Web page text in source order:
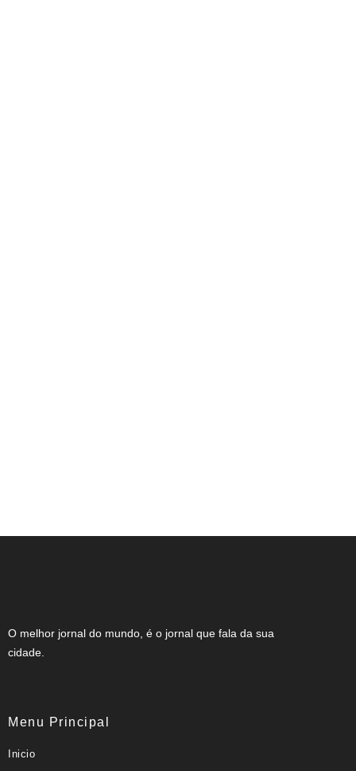
O melhor jornal do mundo, é o jornal que fala da sua
cidade.
Menu Principal
Inicio